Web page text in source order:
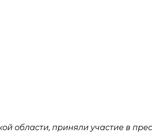
области, приняли участие в